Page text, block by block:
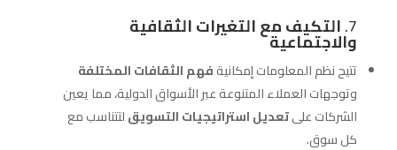
7. التكيف مع التغيرات الثقافية
والاجتماعية
تتيح نظم المعلومات إمكانيةفهم الثقافات المختلفة
وتوجهات العملاء المتنوعة عبر الأسواق الدولية، مما يعين
الشركات علىتعديل استراتيجيات التسويقلتتناسب مع
كل سوق.